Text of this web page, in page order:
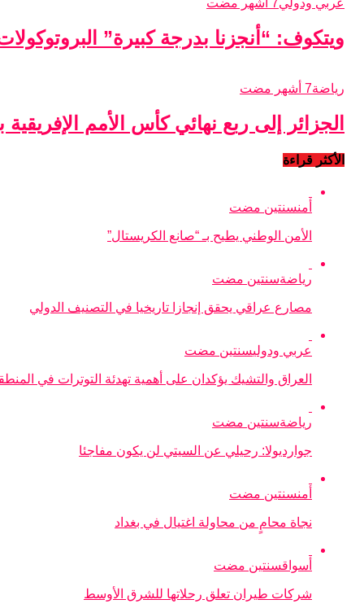
عربي ودولي7 أشهر مضت
ويتكوف: “أنجزنا بدرجة كبيرة” البروتوكولات
رياضة7 أشهر مضت
الجزائر إلى ربع نهائي كأس الأمم
الأكثر قراءة
أمنسنتين مضت
الأمن الوطني يطيح بـ “صانع الكريستال”
رياضةسنتين مضت
مصارع عراقي يحقق إنجازا تاريخيا في التصنيف الدولي
عربي ودوليسنتين مضت
العراق والتشيك يؤكدان على أهمية تهدئة التوترات في
رياضةسنتين مضت
جوارديولا: رحيلي عن السيتي لن يكون مفاجئا
أمنسنتين مضت
نجاة محامٍ من محاولة اغتيال في بغداد
أسواقسنتين مضت
شركات طيران تعلق رحلاتها للشرق الأوسط